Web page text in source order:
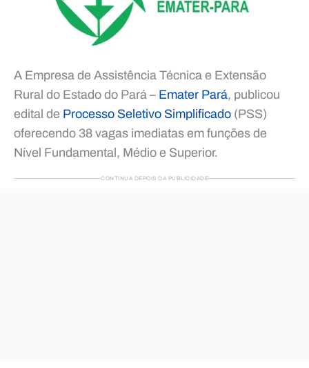
A Empresa de Assistência Técnica e Extensão
Rural do Estado do Pará – Emater Pará, publicou
edital de Processo Seletivo Simplificado (PSS)
oferecendo 38 vagas imediatas em funções de
Nível Fundamental, Médio e Superior.
CONTINUA DEPOIS DA PUBLICIDADE